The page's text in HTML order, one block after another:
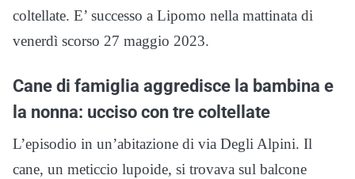
coltellate. E’ successo a Lipomo nella mattinata di
venerdì scorso 27 maggio 2023.
Cane di famiglia aggredisce la bambina e
la nonna: ucciso con tre coltellate
L’episodio in un’abitazione di via Degli Alpini. Il
cane, un meticcio lupoide, si trovava sul balcone